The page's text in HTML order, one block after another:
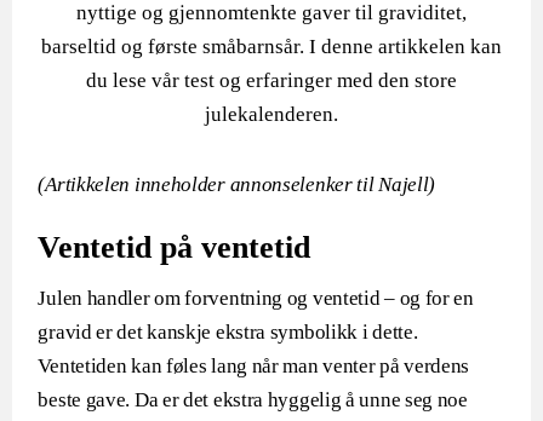
nyttige og gjennomtenkte gaver til graviditet,
barseltid og første småbarnsår. I denne artikkelen kan
du lese vår test og erfaringer med den store
julekalenderen.
(Artikkelen inneholder annonselenker til Najell)
Ventetid på ventetid
Julen handler om forventning og ventetid – og for en
gravid er det kanskje ekstra symbolikk i dette.
Ventetiden kan føles lang når man venter på verdens
beste gave. Da er det ekstra hyggelig å unne seg noe